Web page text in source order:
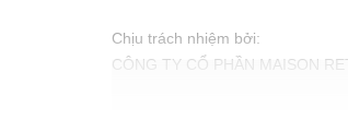
Chịu trách nhiệm bởi:
CÔNG TY CỔ PHẦN MAISON